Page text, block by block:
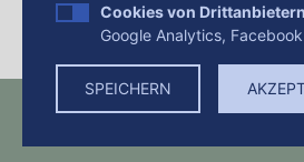
Cookies von
Google Analytics, Facebook
SPEICHERN